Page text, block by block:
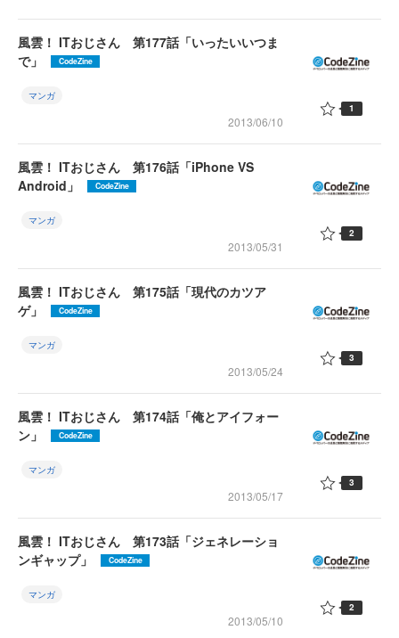
風雲！ ITおじさん 第177話「いったいいつま
で」
CodeZine
マンガ
2013/06/10
1
風雲！ ITおじさん 第176話「iPhone VS
Android」
CodeZine
マンガ
2013/05/31
2
風雲！ ITおじさん 第175話「現代のカツア
ゲ」
CodeZine
マンガ
2013/05/24
3
風雲！ ITおじさん 第174話「俺とアイフォー
ン」
CodeZine
マンガ
2013/05/17
3
風雲！ ITおじさん 第173話「ジェネレーショ
ンギャップ」
CodeZine
マンガ
2013/05/10
2